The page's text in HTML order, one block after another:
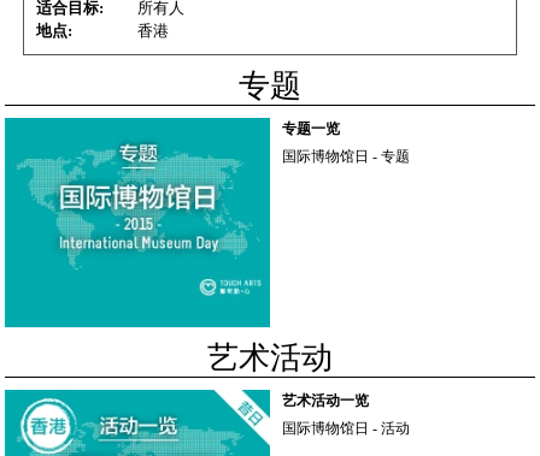
适合目标:
所有人
地点:
香港
专题
专题一览
国际博物馆日 - 专题
艺术活动
艺术活动一览
国际博物馆日 - 活动